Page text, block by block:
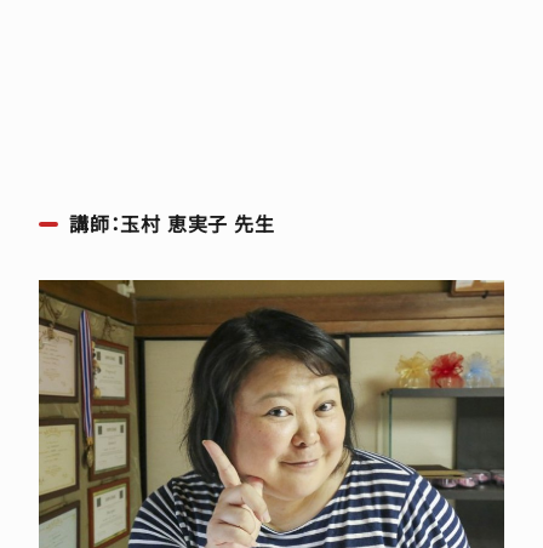
講師：玉村 恵実子 先生